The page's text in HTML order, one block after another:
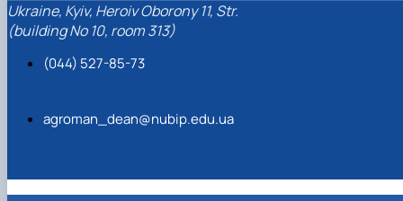
Ukraine, Kyiv, Heroiv Oborony 11, Str.
(building No 10, room 313)
(044) 527-85-73
agroman_dean@nubip.edu.ua